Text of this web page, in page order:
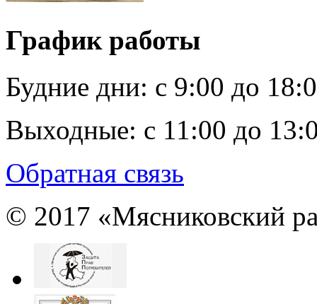
График работы
Будние дни: c 9:00 до
Выходные: с 11:00 до
Обратная связь
© 2017 «Мясниковский